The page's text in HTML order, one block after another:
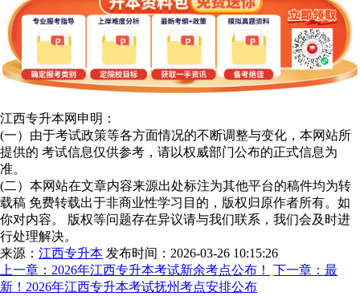
江西专升本网申明：
(一）由于考试政策等各方面情况的不断调整与变化，本网站所
提供的 考试信息仅供参考，请以权威部门公布的正式信息为
准。
(二）本网站在文章内容来源出处标注为其他平台的稿件均为转
载稿 免费转载出于非商业性学习目的，版权归原作者所有。如
你对内容。 版权等问题存在异议请与我们联系，我们会及时进
行处理解决。
来源： 江西专升本 发布时间：2026-03-26 10:15:26
上一章： 2026年江西专升本考试新余考点公布！ 下一章： 最
新！2026年江西专升本考试抚州考点安排公布